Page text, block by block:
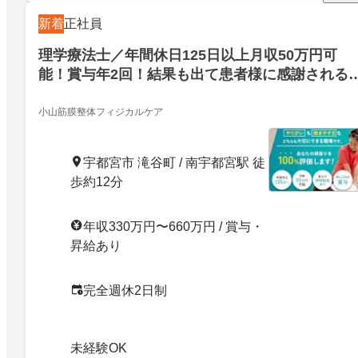
新着正社員
理学療法士／年間休日125日以上月収50万円可
能！賞与年2回！結果も出て患者様に感謝される
小山筋膜整体フィジカルケア
宇都宮市 滝谷町 / 南宇都宮駅 徒
歩約12分
年収330万円〜660万円 / 賞与・
昇給あり
完全週休2日制
未経験OK